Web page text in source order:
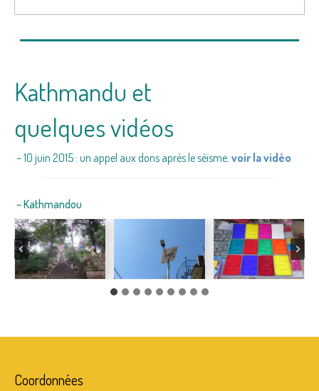
Kathmandu et
quelques vidéos
– 10 juin 2015 : un appel aux dons après le séïsme. voir la vidéo
– Kathmandou
Coordonnées